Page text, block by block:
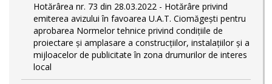
Hotărârea nr. 73 din 28.03.2022 - Hotărâre privind
emiterea avizului în favoarea U.A.T. Ciomăgești pentru
aprobarea Normelor tehnice privind condiţiile de
proiectare şi amplasare a construcţiilor, instalaţiilor şi a
mijloacelor de publicitate în zona drumurilor de interes
local